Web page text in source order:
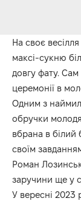
На своє
максі-сукню
довгу фату. Сам
церемонії в
Одним з
обручки
вбрана в білий
своїм
Роман
заручини ще у
У вересні 2023